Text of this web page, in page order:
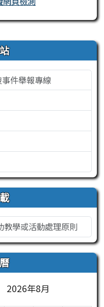
件舉報專線
教學或活動處理原則
2026年8月